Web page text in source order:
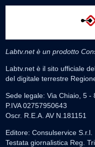
Labtv.net è un prodotto
Labtv.net è il sito ufficiale
del digitale terrestre
Sede legale: Via Chiaio, 5 -
P.IVA 02757950643
Oscr. R.E.A. AV N.181151
Editore: Consulservice S.r.l.
Testata giornalistica Reg.